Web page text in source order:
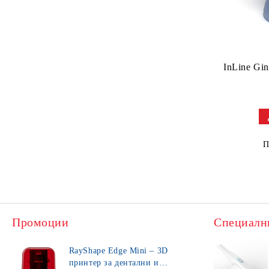
InLine
Промоции
RayShape Edge Mini – 3D
принтер за дентални и